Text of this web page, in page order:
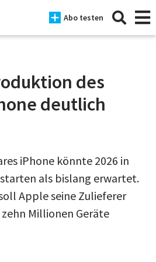
Abo testen
des
deutlich
iPhone könnte 2026 in
als bislang erwartet.
Apple seine Zulieferer
Millionen Geräte